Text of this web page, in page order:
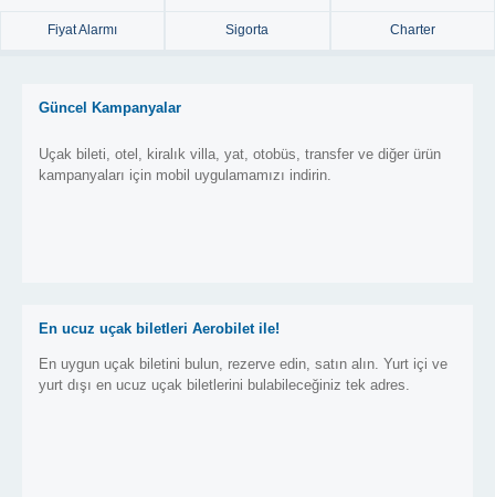
Fiyat Alarmı Sigorta Charter
Güncel Kampanyalar
Uçak bileti, otel, kiralık villa, yat, otobüs, transfer ve diğer ürün
kampanyaları için mobil uygulamamızı indirin.
En ucuz uçak biletleri Aerobilet ile!
En uygun uçak biletini bulun, rezerve edin, satın alın. Yurt içi ve
yurt dışı en ucuz uçak biletlerini bulabileceğiniz tek adres.